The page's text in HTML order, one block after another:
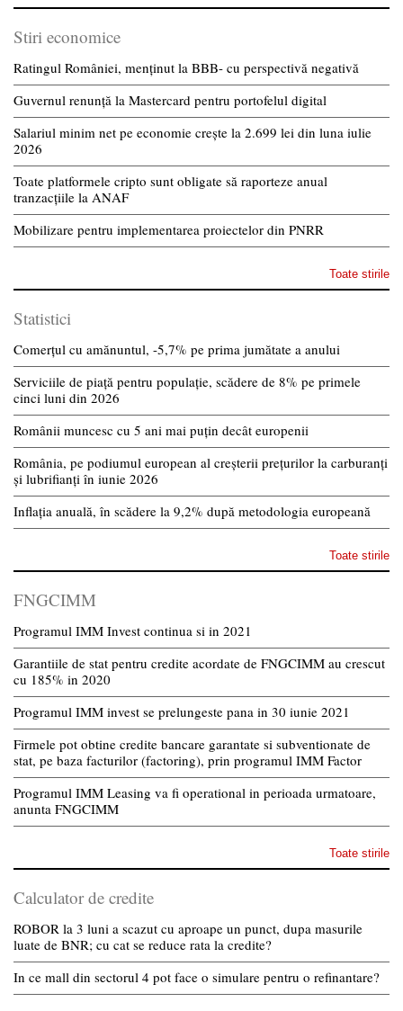
Stiri economice
Ratingul României, menținut la BBB- cu perspectivă negativă
Guvernul renunță la Mastercard pentru portofelul digital
Salariul minim net pe economie crește la 2.699 lei din luna iulie
2026
Toate platformele cripto sunt obligate să raporteze anual
tranzacțiile la ANAF
Mobilizare pentru implementarea proiectelor din PNRR
Toate stirile
Statistici
Comerțul cu amănuntul, -5,7% pe prima jumătate a anului
Serviciile de piață pentru populație, scădere de 8% pe primele
cinci luni din 2026
Românii muncesc cu 5 ani mai puțin decât europenii
România, pe podiumul european al creșterii prețurilor la carburanți
și lubrifianți în iunie 2026
Inflația anuală, în scădere la 9,2% după metodologia europeană
Toate stirile
FNGCIMM
Programul IMM Invest continua si in 2021
Garantiile de stat pentru credite acordate de FNGCIMM au crescut
cu 185% in 2020
Programul IMM invest se prelungeste pana in 30 iunie 2021
Firmele pot obtine credite bancare garantate si subventionate de
stat, pe baza facturilor (factoring), prin programul IMM Factor
Programul IMM Leasing va fi operational in perioada urmatoare,
anunta FNGCIMM
Toate stirile
Calculator de credite
ROBOR la 3 luni a scazut cu aproape un punct, dupa masurile
luate de BNR; cu cat se reduce rata la credite?
In ce mall din sectorul 4 pot face o simulare pentru o refinantare?